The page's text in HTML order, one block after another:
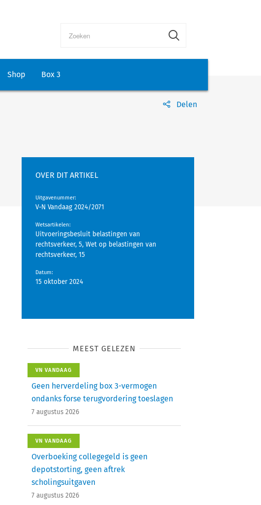
Shop Box 3
Delen
OVER DIT ARTIKEL
Uitgavenummer:
V-N Vandaag 2024/2071
Wetsartikelen:
Uitvoeringsbesluit belastingen van
rechtsverkeer, 5, Wet op belastingen van
rechtsverkeer, 15
Datum:
15 oktober 2024
MEEST GELEZEN
VN VANDAAG
Geen herverdeling box 3-vermogen
ondanks forse terugvordering toeslagen
7 augustus 2026
VN VANDAAG
Overboeking collegegeld is geen
depotstorting, geen aftrek
scholingsuitgaven
7 augustus 2026